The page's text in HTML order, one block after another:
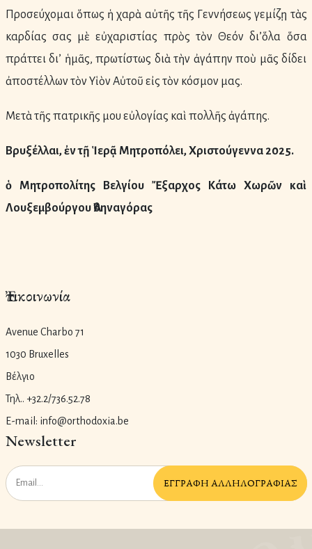
Προσεύχομαι ὅπως ἡ χαρὰ αὐτῆς τῆς Γεννήσεως γεμίζῃ τὰς
καρδίας σας μὲ εὐχαριστίας πρὸς τὸν Θεόν δι’ὅλα ὅσα
πράττει δι’ ἡμᾶς, πρωτίστως διὰ τὴν ἀγάπην ποὺ μᾶς δίδει
ἀποστέλλων τὸν Υἱὸν Αὐτοῦ εἰς τὸν κόσμον μας.
Μετὰ τῆς πατρικῆς μου εὐλογίας καὶ πολλῆς ἀγάπης.
Βρυξέλλαι, ἐν τῇ Ἱερᾷ Μητροπόλει, Χριστούγεννα 2025.
ὁ Μητροπολίτης Βελγίου Ἔξαρχος Κάτω Χωρῶν καὶ
Λουξεμβούργου Ἀθηναγόρας
Ἐπικοινωνία
Avenue Charbo 71
1030 Bruxelles
Βέλγιο
Τηλ.. +32.2/736.52.78
E-mail: info@orthodoxia.be
Newsletter
ἘΓΓΡΑΦῊ ἈΛΛΗΛΟΓΡΑΦΊΑΣ